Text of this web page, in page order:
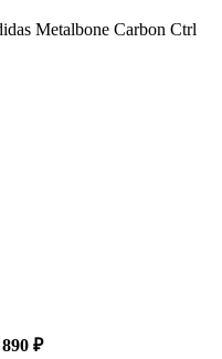
Metalbone Carbon Ctrl
890 ₽